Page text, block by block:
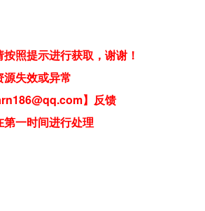
照提示进行获取，谢谢！
源失效或异常
】反馈
第一时间进行处理